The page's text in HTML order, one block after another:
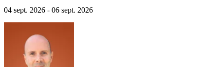
découverte du château de Drachenburg.
04 sept. 2026 - 06 sept. 2026